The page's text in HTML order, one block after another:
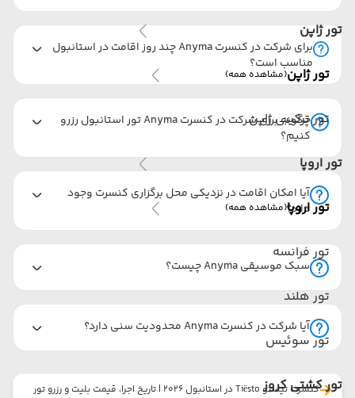
تور ژاپن
تور ژاپن(مشاهده همه)
تور ترکیبی ژاپن
تور اروپا
تور اروپا(مشاهده همه)
تور فرانسه
تور هلند
تور سوئیس
تور کشتی کروز
برای شرکت در کنسرت Anyma چند روز اقامت در استانبول
مناسب است؟
چگونه برای شرکت در کنسرت Anyma تور استانبول رزرو
کنیم؟
آیا امکان اقامت در نزدیکی محل برگزاری کنسرت وجود
دارد؟
سبک موسیقی Anyma چیست؟
آیا شرکت در کنسرت Anyma محدودیت سنی دارد؟
کنسرت تیستو Tiësto در استانبول 2026 | تاریخ اجرا، قیمت بلیت و رزرو تور